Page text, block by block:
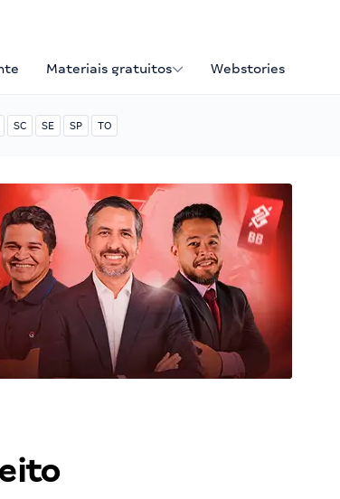
Materiais gratuitos Webstories
SC SE SP TO